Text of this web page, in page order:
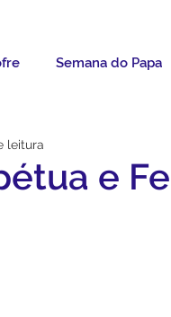
Semana do Papa
e
leitura